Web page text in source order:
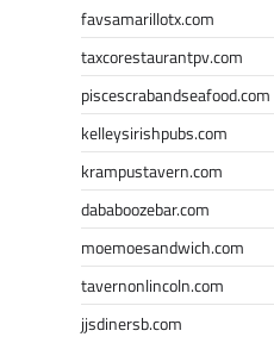
favsamarillotx.com
taxcorestaurantpv.com
piscescrabandseafood.com
kelleysirishpubs.com
krampustavern.com
dababoozebar.com
moemoesandwich.com
tavernonlincoln.com
jjsdinersb.com